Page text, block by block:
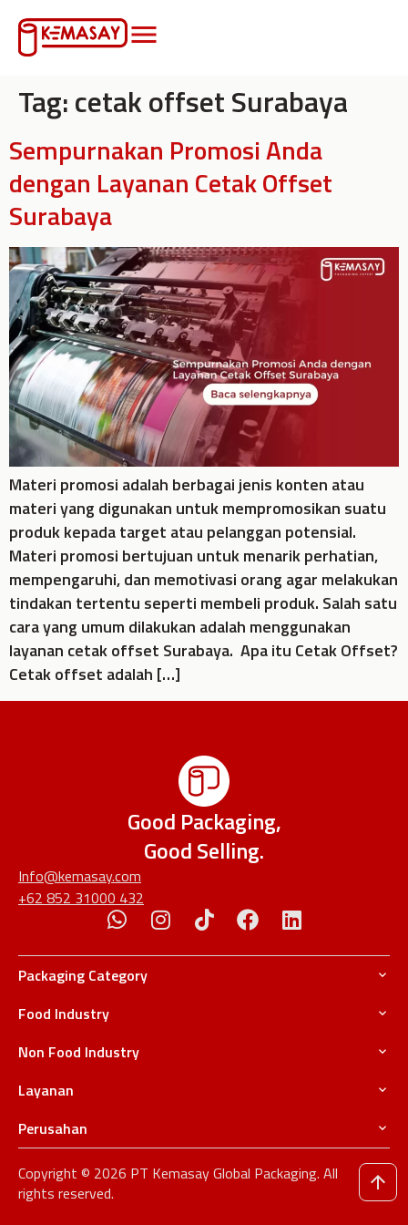
Tag:cetak offset Surabaya
Sempurnakan Promosi Anda
dengan Layanan Cetak Offset
Surabaya
Materi promosi adalah berbagai jenis konten atau
materi yang digunakan untuk mempromosikan suatu
produk kepada target atau pelanggan potensial.
Materi promosi bertujuan untuk menarik perhatian,
mempengaruhi, dan memotivasi orang agar melakukan
tindakan tertentu seperti membeli produk. Salah satu
cara yang umum dilakukan adalah menggunakan
layanan cetak offset Surabaya. Apa itu Cetak Offset?
Cetak offset adalah […]
Good Packaging,
Good Selling.
Info@kemasay.com
+62 852 31000 432
Packaging Category
Food Industry
Non Food Industry
Layanan
Perusahan
Copyright © 2026 PT Kemasay Global Packaging. All
rights reserved.